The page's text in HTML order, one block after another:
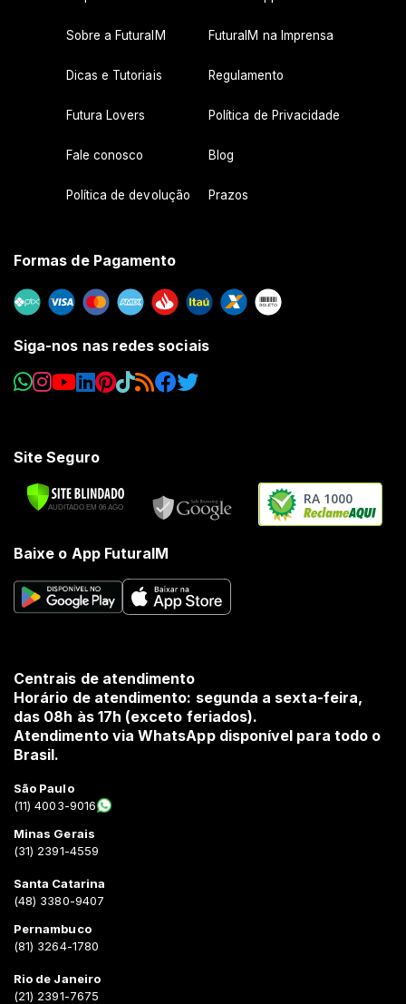
Sobre a FuturaIM FuturaIM na Imprensa
Dicas e Tutoriais Regulamento
Futura Lovers Política de Privacidade
Fale conosco Blog
Política de devolução Prazos
Formas de Pagamento
Siga-nos nas redes sociais
Site Seguro
RA 1000
Baixe o App FuturaIM
Centrais de atendimento
Horário de atendimento: segunda a sexta-feira,
das 08h às 17h (exceto feriados).
Atendimento via WhatsApp disponível para todo o
Brasil.
São Paulo
(11) 4003-9016
Minas Gerais
(31) 2391-4559
Santa Catarina
(48) 3380-9407
Pernambuco
(81) 3264-1780
Rio de Janeiro
(21) 2391-7675